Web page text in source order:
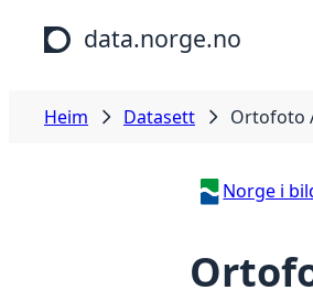
Hopp til hovudinnhald
data.norge.no
Heim Datasett Ortofoto
Norge i